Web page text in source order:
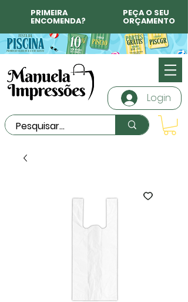
PRIMEIRA
ENCOMENDA?
PEÇA O SEU
ORÇAMENTO
Login